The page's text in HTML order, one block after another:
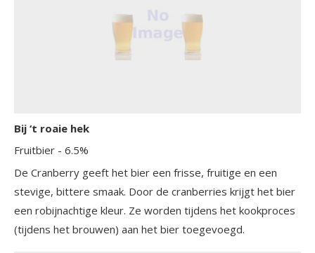
Bij ‘t roaie hek
Fruitbier - 6.5%
De Cranberry geeft het bier een frisse, fruitige en een
stevige, bittere smaak. Door de cranberries krijgt het bier
een robijnachtige kleur. Ze worden tijdens het kookproces
(tijdens het brouwen) aan het bier toegevoegd.